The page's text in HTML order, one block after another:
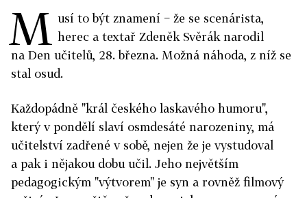
M usí to být znamení − že se scenárista,
herec a textař Zdeněk Svěrák narodil
na Den učitelů, 28. března. Možná náhoda, z níž se
stal osud.
Každopádně "král českého laskavého humoru",
který v pondělí slaví osmdesáté narozeniny, má
učitelství zadřené v sobě, nejen že je vystudoval
a pak i nějakou dobu učil. Jeho největším
pedagogickým "výtvorem" je syn a rovněž filmový